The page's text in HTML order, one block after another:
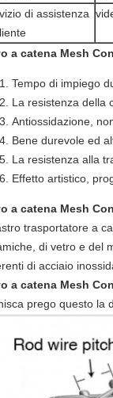
di assistenza
a catena Mesh
Tempo di impiego
La resistenza della
Antiossidazione,
Bene durevole ed
La resistenza alla
Effetto artistico,
a catena Mesh
trasportatore a
di vetro e del
di acciaio
a catena Mesh
prego questo la